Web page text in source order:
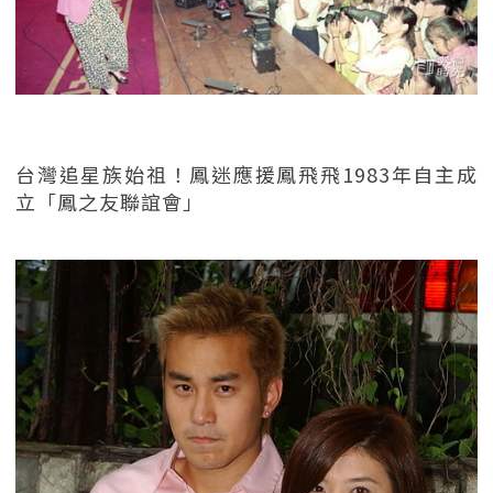
台灣追星族始祖！鳳迷應援鳳飛飛1983年自主成
立「鳳之友聯誼會」